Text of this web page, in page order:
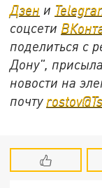
Дзен и
соцсети
поделиться с
Дону",
новости на
почту